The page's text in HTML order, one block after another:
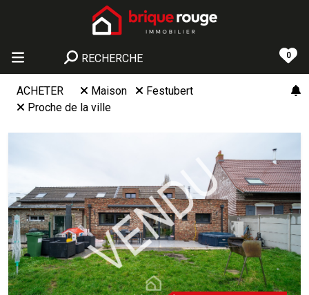
RECHERCHE 0
ACHETER Maison
Festubert
Proche de la ville